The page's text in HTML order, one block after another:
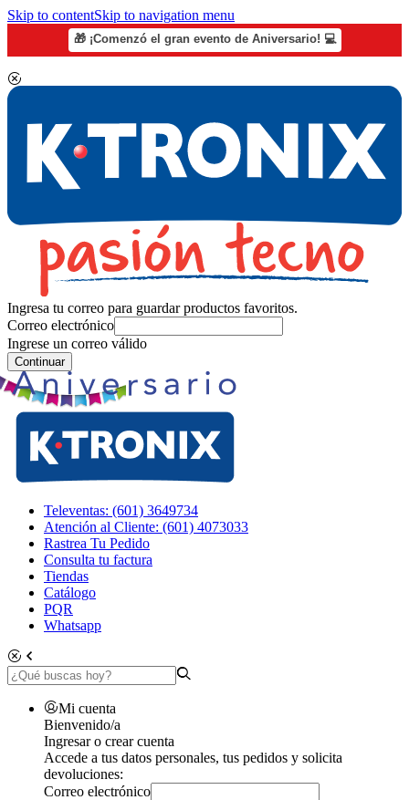
Skip to contentSkip to navigation menu
🎁 ¡Comenzó el gran evento de Aniversario! 💻
Ingresa tu correo para guardar productos favoritos.
Correo electrónico
Ingrese un correo válido
Continuar
Televentas: (601) 3649734
Atención al Cliente: (601) 4073033
Rastrea Tu Pedido
Consulta tu factura
Tiendas
Catálogo
PQR
Whatsapp
Mi cuenta
Bienvenido/a
Ingresar o crear cuenta
Accede a tus datos personales, tus pedidos y solicita
devoluciones:
Correo electrónico